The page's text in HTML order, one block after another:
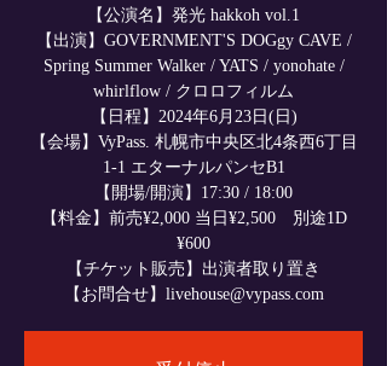
【公演名】発光 hakkoh vol.1
【出演】GOVERNMENT'S DOGgy CAVE /
Spring Summer Walker / YATS / yonohate /
whirlflow / クロロフィルム
【日程】2024年6月23日(日)
【会場】VyPass. 札幌市中央区北4条西6丁目
1-1 エターナルパンセB1
【開場/開演】17:30 / 18:00
【料金】前売¥2,000 当日¥2,500 別途1D
¥600
【チケット販売】出演者取り置き
【お問合せ】livehouse@vypass.com